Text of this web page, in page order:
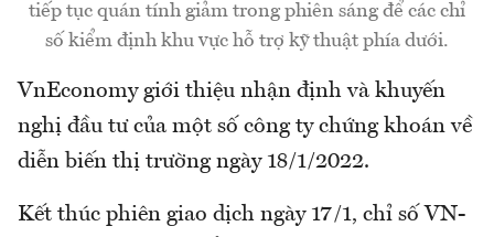
tiếp tục quán tính giảm trong phiên sáng để các chỉ
số kiểm định khu vực hỗ trợ kỹ thuật phía dưới.
VnEconomy giới thiệu nhận định và khuyến
nghị đầu tư của một số công ty chứng khoán về
diễn biến thị trường ngày 18/1/2022.
Kết thúc phiên giao dịch ngày 17/1, chỉ số VN-